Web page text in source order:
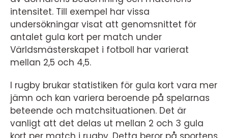
intensitet. Till exempel har vissa
undersökningar visat att genomsnittet för
antalet gula kort per match under
Världsmästerskapet i fotboll har varierat
mellan 2,5 och 4,5.
I rugby brukar statistiken för gula kort vara mer
jämn och kan variera beroende på spelarnas
beteende och matchsituationen. Det är
vanligt att det delas ut mellan 2 och 3 gula